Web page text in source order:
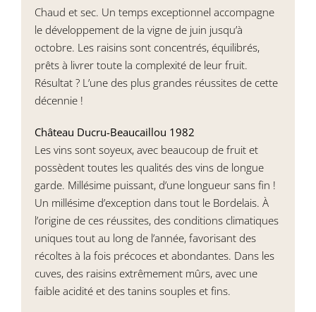
Chaud et sec. Un temps exceptionnel accompagne
le développement de la vigne de juin jusqu’à
octobre. Les raisins sont concentrés, équilibrés,
prêts à livrer toute la complexité de leur fruit.
Résultat ? L’une des plus grandes réussites de cette
décennie !
Château Ducru-Beaucaillou 1982
Les vins sont soyeux, avec beaucoup de fruit et
possèdent toutes les qualités des vins de longue
garde. Millésime puissant, d’une longueur sans fin !
Un millésime d’exception dans tout le Bordelais. À
l’origine de ces réussites, des conditions climatiques
uniques tout au long de l’année, favorisant des
récoltes à la fois précoces et abondantes. Dans les
cuves, des raisins extrêmement mûrs, avec une
faible acidité et des tanins souples et fins.